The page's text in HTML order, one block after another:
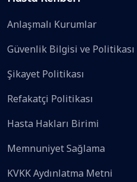
Anlaşmalı Kurumlar
Güvenlik Bilgisi ve Politikası
Şikayet Politikası
Refakatçi Politikası
Hasta Hakları Birimi
Memnuniyet Sağlama
KVKK Aydınlatma Metni